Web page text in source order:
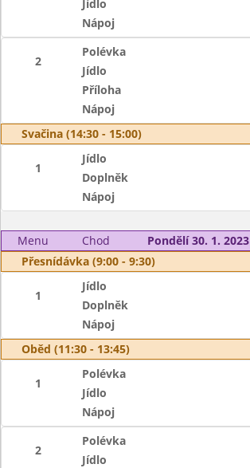
Jídlo
Nápoj
2
Polévka
Jídlo
Příloha
Nápoj
Svačina (14:30 - 15:00)
1
Jídlo
Doplněk
Nápoj
Menu Chod
Pondělí 30. 1. 2023
Přesnídávka (9:00 - 9:30)
1
Jídlo
Doplněk
Nápoj
Oběd (11:30 - 13:45)
1
Polévka
Jídlo
Nápoj
2
Polévka
Jídlo